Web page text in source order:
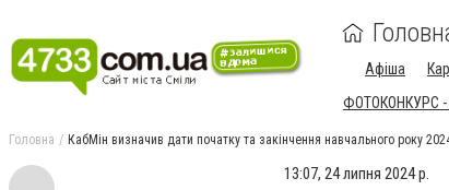
Афіша
ФОТОКОНКУРС
Головна КабМін визначив дати початку та закінчення навчального року
13:07, 24 липня 2024 р.